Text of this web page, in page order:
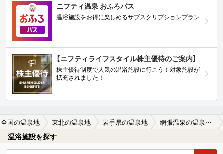
ニフティ温泉 おふろパス
温浴施設をお得に楽しめるサブスクリプションプラン
【ニフティライフスタイル株主優待のご案内】
株主優待制度で人気の温浴施設に行こう！対象施設が
拡充されました！
全国の温泉地 東北の温泉地 岩手県の温泉地 網張温泉の温泉地情報、温泉宿・日帰り温泉一覧
温浴施設を探す